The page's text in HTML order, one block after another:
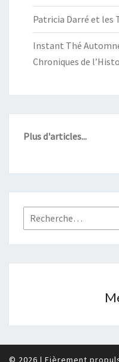
Patricia Darré et les
Instant Thé
Chroniques de
Plus d'articles...
Rechercher :
© 2026 | Fièrement